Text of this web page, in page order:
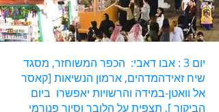
יום 3 : אבו דאבי: הכפר המשוחזר, מסגד
שיח זאידהמדהים, ארמון הנשיאות [קאסר
אל וואטן-במידה והרשויות יאפשרו ביום
הביקור ], תצפית על הלובר וסיור פנורמי